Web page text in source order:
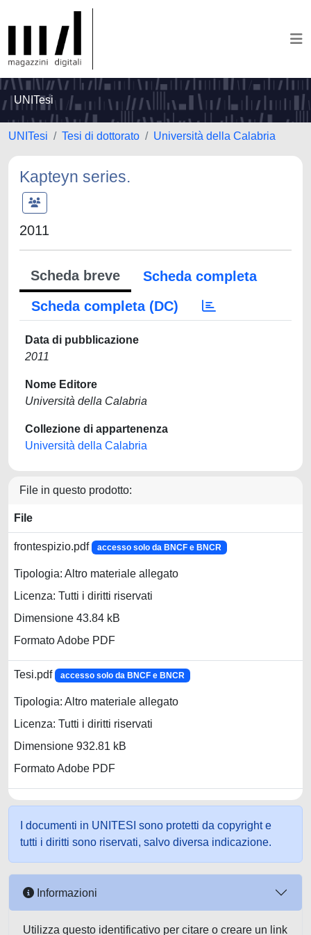
UNITesi
UNITesi Tesi di dottorato Università della Calabria
Kapteyn series.
2011
Scheda breve
Scheda completa
Scheda completa (DC)
Data di pubblicazione
2011
Nome Editore
Università della Calabria
Collezione di appartenenza
Università della Calabria
File in questo prodotto:
File
frontespizio.pdf accesso solo da BNCF e BNCR
Tipologia: Altro materiale allegato
Licenza: Tutti i diritti riservati
Dimensione 43.84 kB
Formato Adobe PDF
Tesi.pdf accesso solo da BNCF e BNCR
Tipologia: Altro materiale allegato
Licenza: Tutti i diritti riservati
Dimensione 932.81 kB
Formato Adobe PDF
I documenti in UNITESI sono protetti da copyright e
tutti i diritti sono riservati, salvo diversa indicazione.
Informazioni
Utilizza questo identificativo per citare o creare un link